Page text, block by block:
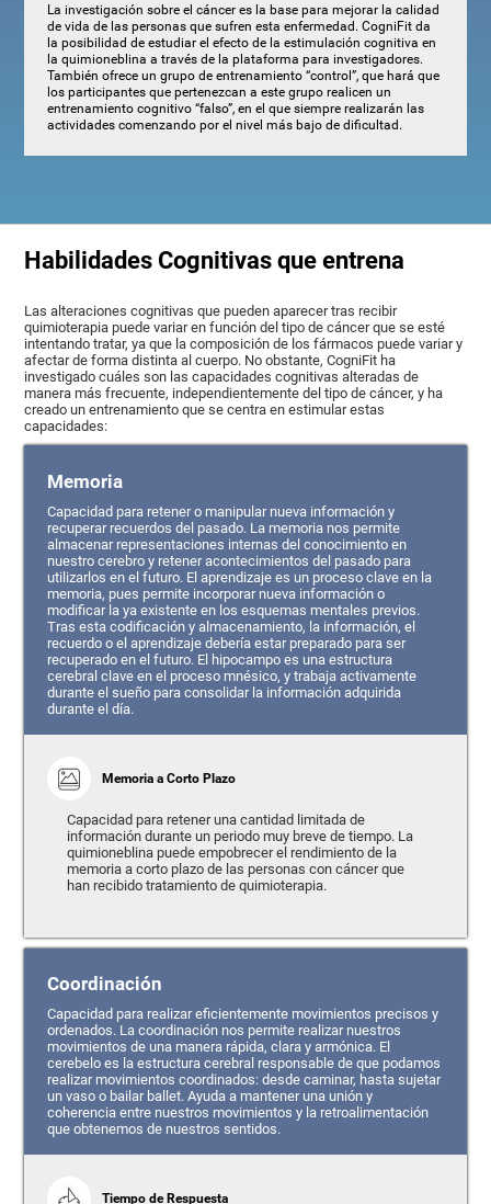
La investigación sobre el cáncer es la base para mejorar la calidad
de vida de las personas que sufren esta enfermedad. CogniFit da
la posibilidad de estudiar el efecto de la estimulación cognitiva en
la quimioneblina a través de la plataforma para investigadores.
También ofrece un grupo de entrenamiento “control”, que hará que
los participantes que pertenezcan a este grupo realicen un
entrenamiento cognitivo “falso”, en el que siempre realizarán las
actividades comenzando por el nivel más bajo de dificultad.
Habilidades Cognitivas que entrena
Las alteraciones cognitivas que pueden aparecer tras recibir
quimioterapia puede variar en función del tipo de cáncer que se esté
intentando tratar, ya que la composición de los fármacos puede variar y
afectar de forma distinta al cuerpo. No obstante, CogniFit ha
investigado cuáles son las capacidades cognitivas alteradas de
manera más frecuente, independientemente del tipo de cáncer, y ha
creado un entrenamiento que se centra en estimular estas
capacidades:
Memoria
Capacidad para retener o manipular nueva información y
recuperar recuerdos del pasado. La memoria nos permite
almacenar representaciones internas del conocimiento en
nuestro cerebro y retener acontecimientos del pasado para
utilizarlos en el futuro. El aprendizaje es un proceso clave en la
memoria, pues permite incorporar nueva información o
modificar la ya existente en los esquemas mentales previos.
Tras esta codificación y almacenamiento, la información, el
recuerdo o el aprendizaje debería estar preparado para ser
recuperado en el futuro. El hipocampo es una estructura
cerebral clave en el proceso mnésico, y trabaja activamente
durante el sueño para consolidar la información adquirida
durante el día.
Memoria a Corto Plazo
Capacidad para retener una cantidad limitada de
información durante un periodo muy breve de tiempo. La
quimioneblina puede empobrecer el rendimiento de la
memoria a corto plazo de las personas con cáncer que
han recibido tratamiento de quimioterapia.
Coordinación
Capacidad para realizar eficientemente movimientos precisos y
ordenados. La coordinación nos permite realizar nuestros
movimientos de una manera rápida, clara y armónica. El
cerebelo es la estructura cerebral responsable de que podamos
realizar movimientos coordinados: desde caminar, hasta sujetar
un vaso o bailar ballet. Ayuda a mantener una unión y
coherencia entre nuestros movimientos y la retroalimentación
que obtenemos de nuestros sentidos.
Tiempo de Respuesta